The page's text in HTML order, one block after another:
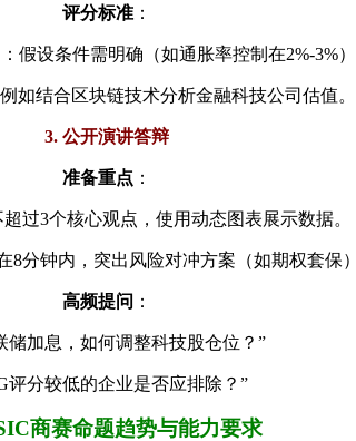
评分标准 ：
：假设条件需明确（如通胀率控制在2%-3%）
例如结合区块链技术分析金融科技公司估值。
3. 公开演讲答辩
准备重点 ：
过3个核心观点，使用动态图表展示数据。
8分钟内，突出风险对冲方案（如期权套保）
高频提问 ：
储加息，如何调整科技股仓位？”
评分较低的企业是否应排除？”
商赛命题趋势与能力要求